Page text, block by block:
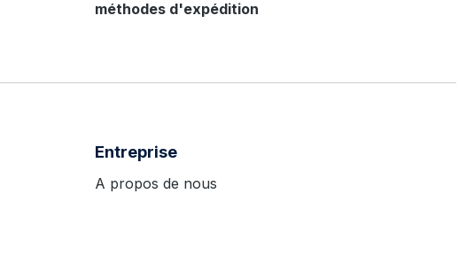
méthodes d'expédition
Entreprise
A propos de nous